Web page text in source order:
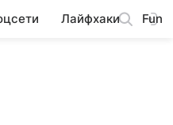
Лайфхаки Fun